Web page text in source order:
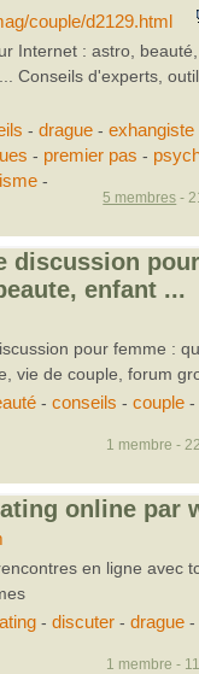
couple/d2129.html
Internet : astro,
Conseils d'experts,
- drague- exhangiste
- premier pas -
-
5 membres -
discussion
enfant ...
pour femme :
vie de couple, forum
- conseils - couple-
1 membre -
online par
en ligne avec
- discuter- drague-
1 membre -